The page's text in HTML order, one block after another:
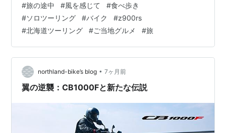
空気、全身で風を感じて走るのが単車の醍醐味だ。 列車
の旅のように缶ビールやワンカップを開けるわけには行
かない。楽しみはご当地グルメを探してのランチにな
る。美味しいもののために遠回りしたり、元来た道を戻
ったり、ソロツールングならではの我儘もまたいい。 さ
て来年はどんな風を感じて、どんな風景に出会っ…
#旅の途中 #風を感じて #食べ歩き
#ソロツーリング #バイク #z900rs
#北海道ツーリング #ご当地グルメ #旅
northland-bike’s blog • 7ヶ月前
翼の逆襲：CB1000Fと新たな伝説